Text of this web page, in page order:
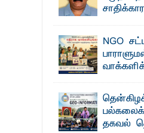
யானைகள்
தங்கப்பதக்கங்கள்,
ஆலோசனைக் கூட்டம்
விடுதலைப்
அவர்கள்
அவர் தாழ்த்தப்பட்ட ...
NGO
அருட்பணி
ஜே. எப். காமிலா
அரசாங்கம் அரசுசாரா
தொடர்பான புதிய
தகவல்